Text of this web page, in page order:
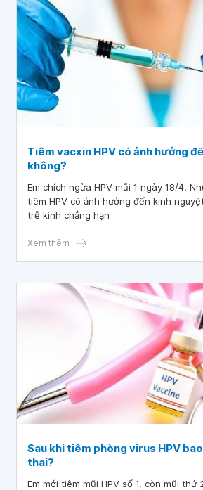
Tiêm vacxin HPV có ảnh hưởng
không?
Em chích ngừa HPV mũi 1 ngày 18/4.
tiêm HPV có ảnh hưởng đến kinh
trễ kinh chẳng hạn
Xem thêm
Sau khi tiêm phòng virus HPV
thai?
Em mới tiêm mũi HPV số 1, còn mũi thứ